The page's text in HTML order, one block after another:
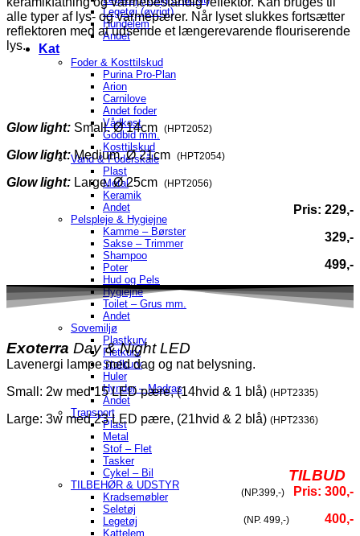
Legetøj (øvrigt)
Hundelem
Andet
Kat
Foder & Kosttilskud
Purina Pro-Plan
Arion
Carnilove
Andet foder
Vådkost
Godbid mm.
Kosttilskud
Vand & Foderskåle
Plast
Metal
Keramik
Andet
Pelspleje & Hygiejne
Kamme – Børster
Sakse – Trimmer
Shampoo
Poter
Hud og Pels
Hygiejne
Toilet – Grus mm.
Andet
Sovemiljø
Plastkurv
Fletkurv
Stofkurv
Huler
Hynder – Madras
Andet
Transport
Plast
Metal
Stof – Flet
Tasker
Cykel – Bil
TILBEHØR & UDSTYR
Kradsemøbler
Seletøj
Legetøj
Kattelem
alle typer af lys- og varmepærer. Når lyset slukkes fortsætter
reflektoren med at udsende et længerevarende flouriserende
lys.
Glow light: Small. Ø 14cm (HPT2052)
Glow light:Medium. Ø 21cm (HPT2054)
Glow light: Large. Ø 25cm (HPT2056)
Pris: 229,-
329,-
499,-
Exoterra Day & Night LED
Lavenergi lampe med dag og nat belysning.
Small: 2w med 15 LED pære, (14hvid & 1 blå) (HPT2335)
Large: 3w med 23 LED pære, (21hvid & 2 blå) (HPT2336)
TILBUD
(NP.399,-) Pris: 300,-
(NP. 499,-)
400,-